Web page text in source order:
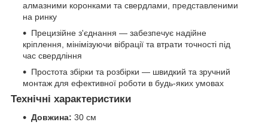
алмазними коронками та свердлами, представленими
на ринку
Прецизійне з'єднання — забезпечує надійне
кріплення, мінімізуючи вібрації та втрати точності під
час свердління
Простота збірки та розбірки — швидкий та зручний
монтаж для ефективної роботи в будь-яких умовах
Технічні характеристики
Довжина: 30 см